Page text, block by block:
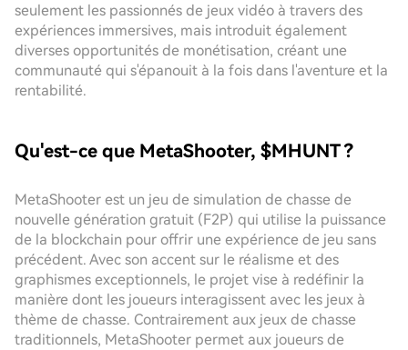
seulement les passionnés de jeux vidéo à travers des
expériences immersives, mais introduit également
diverses opportunités de monétisation, créant une
communauté qui s'épanouit à la fois dans l'aventure et la
rentabilité.
Qu'est-ce que MetaShooter, $MHUNT ?
MetaShooter est un jeu de simulation de chasse de
nouvelle génération gratuit (F2P) qui utilise la puissance
de la blockchain pour offrir une expérience de jeu sans
précédent. Avec son accent sur le réalisme et des
graphismes exceptionnels, le projet vise à redéfinir la
manière dont les joueurs interagissent avec les jeux à
thème de chasse. Contrairement aux jeux de chasse
traditionnels, MetaShooter permet aux joueurs de